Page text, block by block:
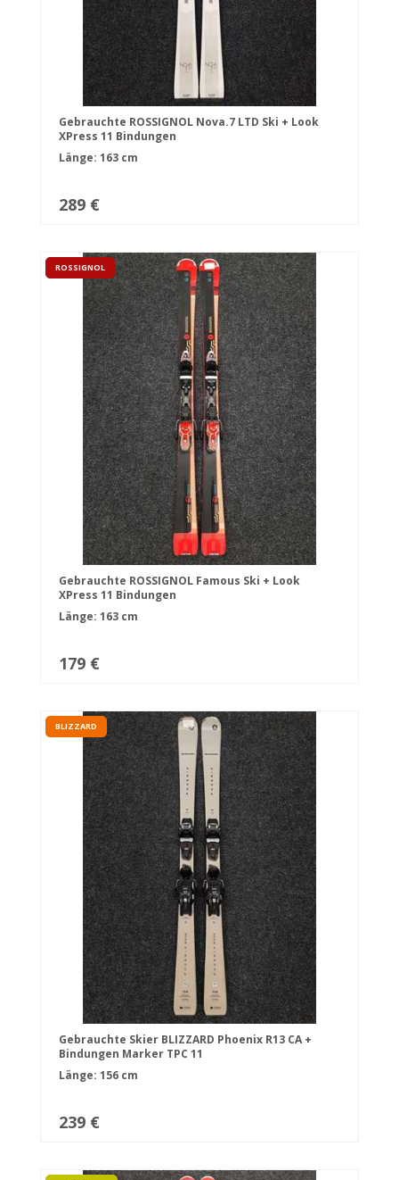
Gebrauchte ROSSIGNOL Nova.7 LTD Ski + Look
XPress 11 Bindungen
Länge: 163 cm
289 €
ROSSIGNOL
Gebrauchte ROSSIGNOL Famous Ski + Look
XPress 11 Bindungen
Länge: 163 cm
179 €
BLIZZARD
Gebrauchte Skier BLIZZARD Phoenix R13 CA +
Bindungen Marker TPC 11
Länge: 156 cm
239 €